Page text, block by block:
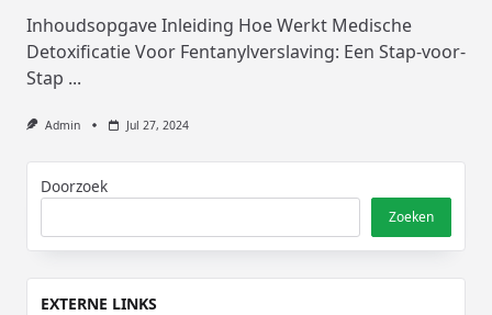
Inhoudsopgave Inleiding Hoe Werkt Medische
Detoxificatie Voor Fentanylverslaving: Een Stap-voor-
Stap ...
Admin Jul 27, 2024
Doorzoek
Zoeken
EXTERNE LINKS